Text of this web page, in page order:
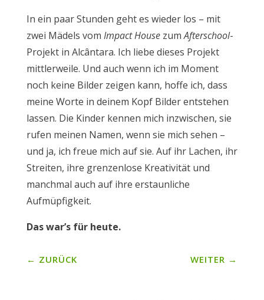
In ein paar Stunden geht es wieder los – mit
zwei Mädels vom Impact HousezumAfterschool-
Projekt in Alcântara. Ich liebe dieses Projekt
mittlerweile. Und auch wenn ich im Moment
noch keine Bilder zeigen kann, hoffe ich, dass
meine Worte in deinem Kopf Bilder entstehen
lassen. Die Kinder kennen mich inzwischen, sie
rufen meinen Namen, wenn sie mich sehen –
und ja, ich freue mich auf sie. Auf ihr Lachen, ihr
Streiten, ihre grenzenlose Kreativität und
manchmal auch auf ihre erstaunliche
Aufmüpfigkeit.
Das war’s für heute.
← ZURÜCK WEITER →